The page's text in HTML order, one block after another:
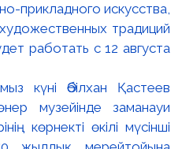
прикладного искусства,
традиций
работать с 12 августа